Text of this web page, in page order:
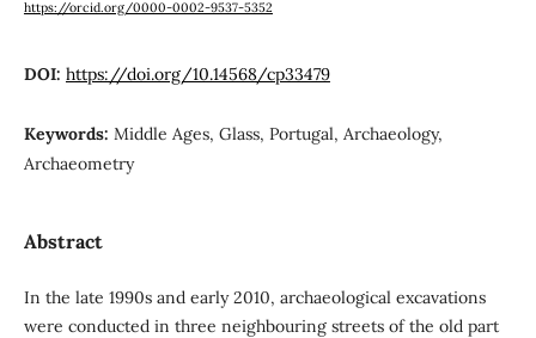
https://orcid.org/0000-0002-9537-5352
DOI: https://doi.org/10.14568/cp33479
Keywords: Middle Ages, Glass, Portugal, Archaeology,
Archaeometry
Abstract
In the late 1990s and early 2010, archaeological excavations
were conducted in three neighbouring streets of the old part